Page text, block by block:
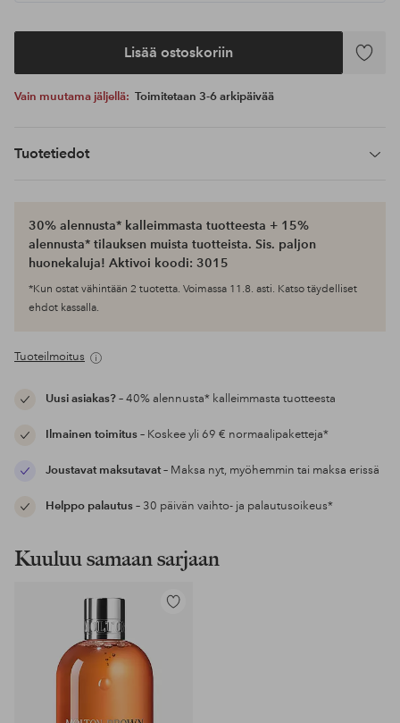
Lisää ostoskoriin
Lisää
Vain muutama jäljellä: Toimitetaan 3-6 arkipäivää
Tuotetiedot
30% alennusta* kalleimmasta tuotteesta + 15%
alennusta* tilauksen muista tuotteista. Sis. paljon
huonekaluja! Aktivoi koodi: 3015
*Kun ostat vähintään 2 tuotetta. Voimassa 11.8. asti. Katso täydelliset
ehdot kassalla.
Tuoteilmoitus
Uusi asiakas?– 40% alennusta* kalleimmasta tuotteesta
Ilmainen toimitus– Koskee yli 69 € normaalipaketteja*
Joustavat maksutavat– Maksa nyt, myöhemmin tai maksa erissä
Helppo palautus– 30 päivän vaihto- ja palautusoikeus*
Kuuluu samaan sarjaan
Lisää